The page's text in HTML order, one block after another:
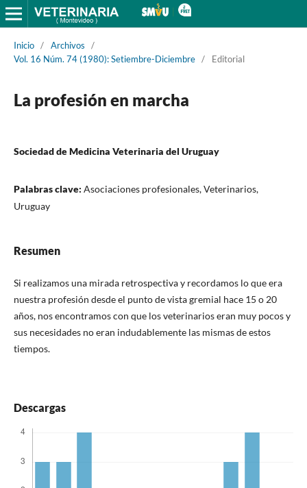
Inicio / Archivos
/
Vol. 16 Núm. 74 (1980): Setiembre-Diciembre / Editorial
La profesión en marcha
Sociedad de Medicina Veterinaria del Uruguay
Palabras clave: Asociaciones profesionales, Veterinarios,
Uruguay
Resumen
Si realizamos una mirada retrospectiva y recordamos lo que era
nuestra profesión desde el punto de vista gremial hace 15 o 20
años, nos encontramos con que los veterinarios eran muy pocos y
sus necesidades no eran indudablemente las mismas de estos
tiempos.
Descargas